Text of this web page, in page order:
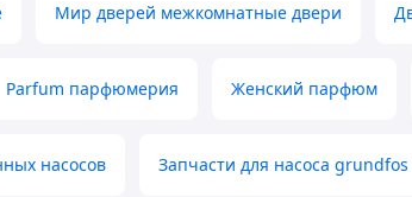
Мир дверей межкомнатные двери
Parfum парфюмерия Женский парфюм
насосов Запчасти для насоса grundfos